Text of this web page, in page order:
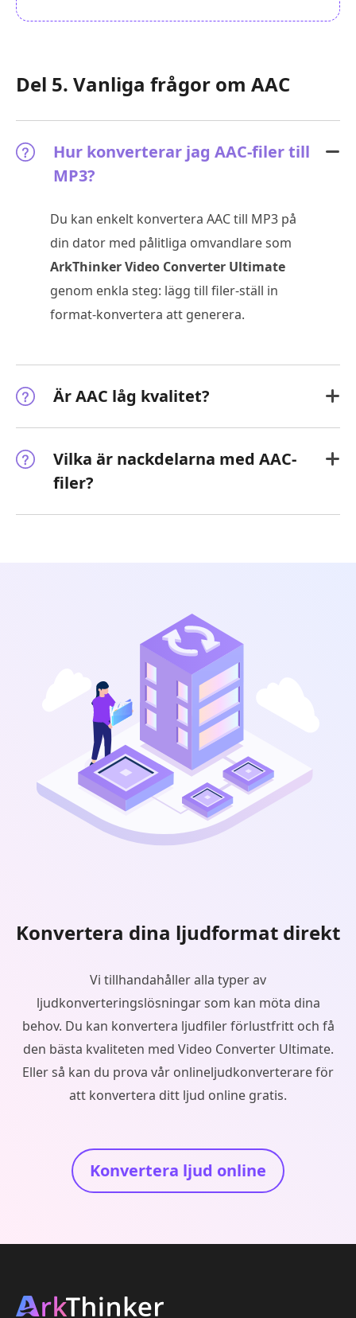
Del 5. Vanliga frågor om AAC
Hur konverterar jag AAC-filer till
MP3?
Du kan enkelt konvertera AAC till MP3 på
din dator med pålitliga omvandlare som
ArkThinker Video Converter Ultimate
genom enkla steg: lägg till filer-ställ in
format-konvertera att generera.
Är AAC låg kvalitet?
Vilka är nackdelarna med AAC-
filer?
Konvertera dina ljudformat direkt
Vi tillhandahåller alla typer av
ljudkonverteringslösningar som kan möta dina
behov. Du kan konvertera ljudfiler förlustfritt och få
den bästa kvaliteten med Video Converter Ultimate.
Eller så kan du prova vår onlineljudkonverterare för
att konvertera ditt ljud online gratis.
Konvertera ljud online